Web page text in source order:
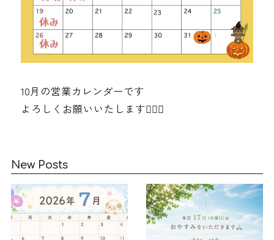
10月の営業カレンダーです
よろしくお願いいたします🧙🏻‍♀️
New Posts